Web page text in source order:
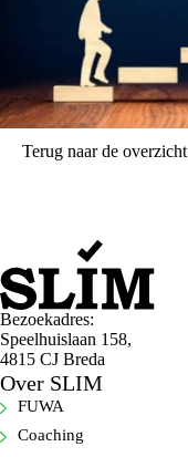
Terug naar de overzicht
Bezoekadres:
Speelhuislaan 158,
4815 CJ Breda
Over SLIM
FUWA
Coaching